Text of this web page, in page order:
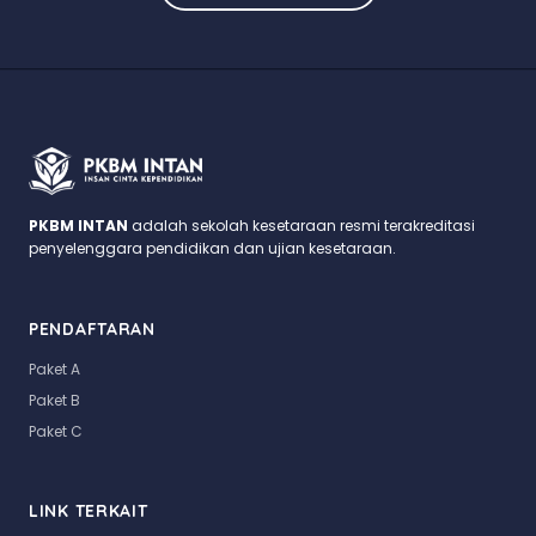
PKBM INTAN adalah sekolah kesetaraan resmi terakreditasi
penyelenggara pendidikan dan ujian kesetaraan.
PENDAFTARAN
Paket A
Paket B
Paket C
LINK TERKAIT